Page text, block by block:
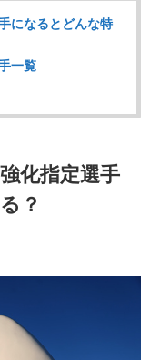
になるとどんな特
一覧
化指定選手
？